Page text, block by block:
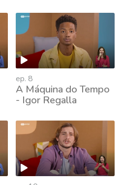
ep. 8
A Máquina do Tempo
- Igor Regalla